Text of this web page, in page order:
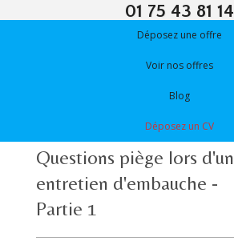
01 75 43 81 14
Déposez une offre
Voir nos offres
Blog
Déposez un CV
Questions piège lors d'un
entretien d'embauche -
Partie 1